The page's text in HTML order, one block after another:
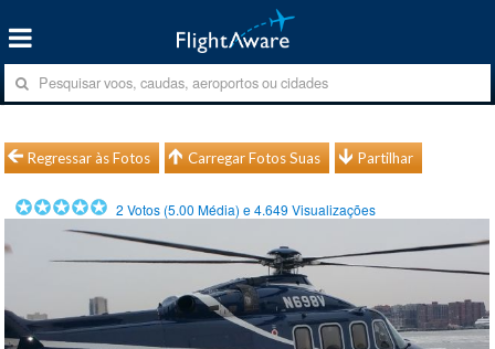
Regressar às Fotos Carregar Fotos Suas Partilhar
2 Votos (5.00 Média) e4.649 Visualizações